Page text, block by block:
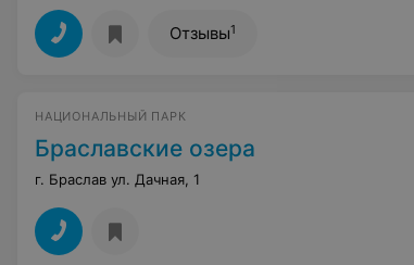
Отзывы1
НАЦИОНАЛЬНЫЙ ПАРК
Браславские озера
г. Браслав ул. Дачная, 1